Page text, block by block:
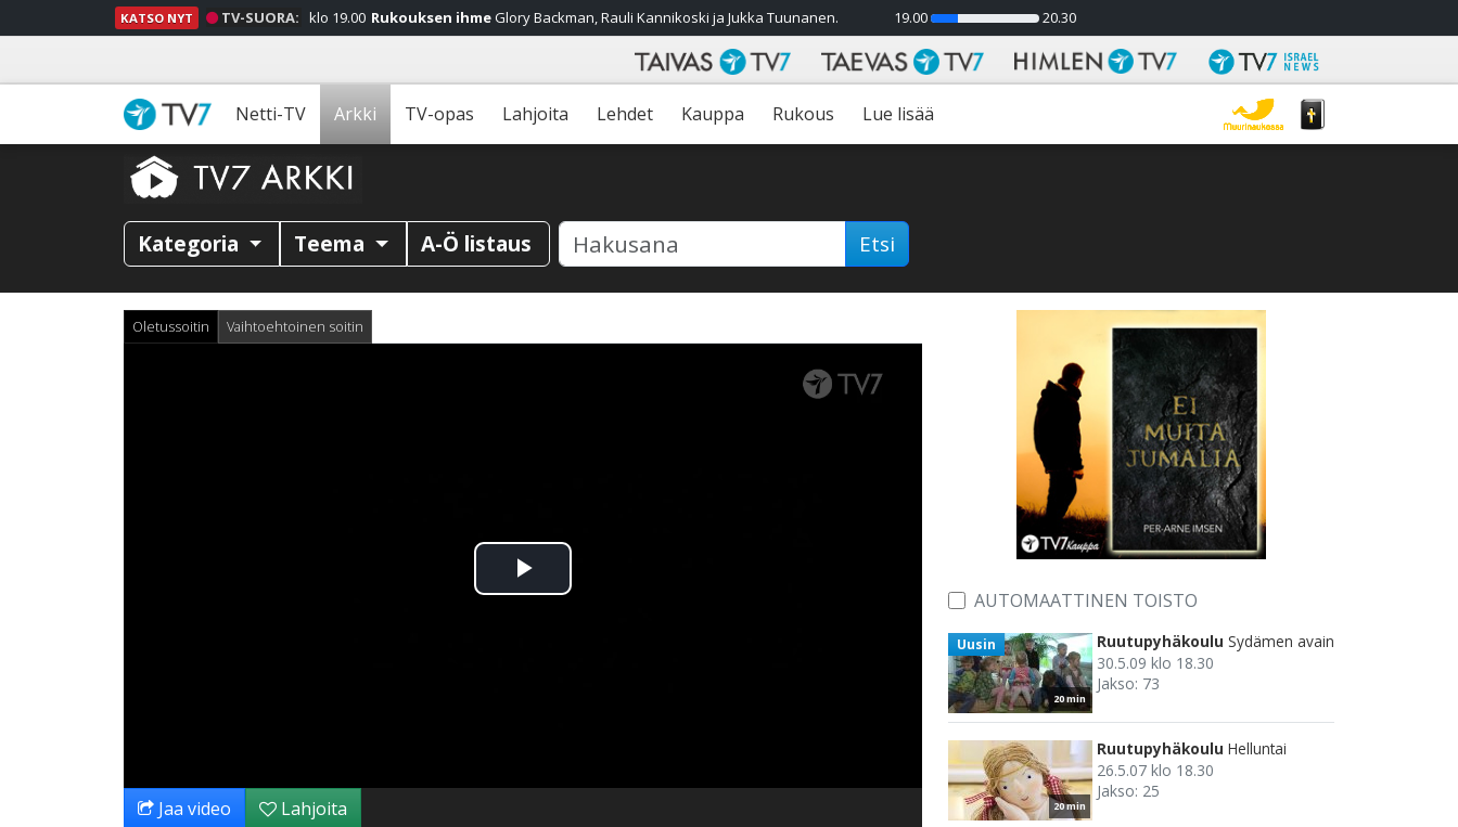
KATSO NYT TV-SUORA: klo 19.00 Rukouksen ihmeGlory Backman, Rauli Kannikoski ja Jukka Tuunanen. 19.00
25%
20.30
Netti-TV Arkki TV-opas Lahjoita Lehdet Kauppa Rukous Lue lisää
Kategoria Teema A-Ö listaus Etsi
Oletussoitin Vaihtoehtoinen soitin
Toista
Jaa video Lahjoita
AUTOMAATTINEN TOISTO
20 min
Uusin Ruutupyhäkoulu Sydämen avain
30.5.09 klo 18.30
Jakso: 73
20 min
Ruutupyhäkoulu Helluntai
26.5.07 klo 18.30
Jakso: 25